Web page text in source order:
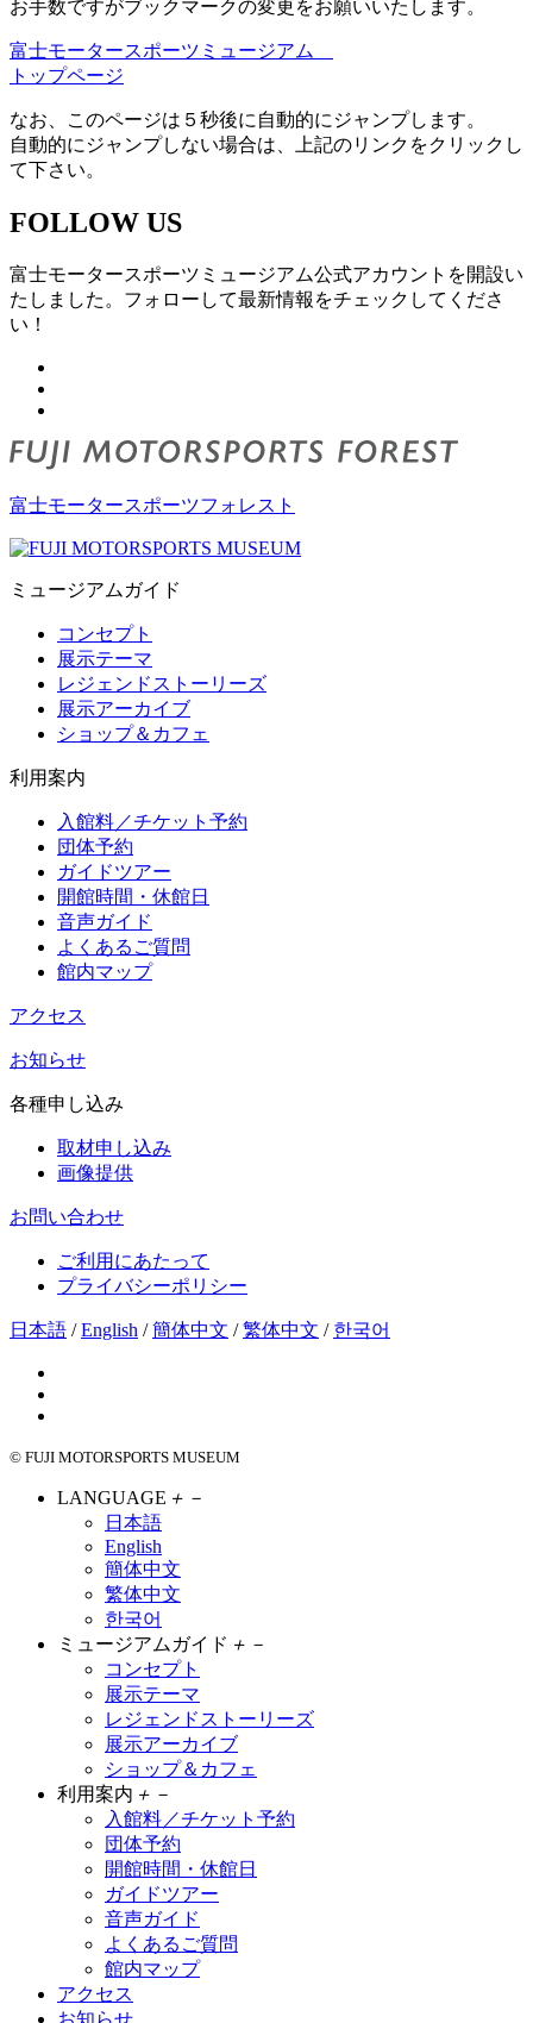
お手数ですがブックマークの変更をお願いいたします。
富士モータースポーツミュージアム
トップページ
なお、このページは５秒後に自動的にジャンプします。
自動的にジャンプしない場合は、上記のリンクをクリックし
て下さい。
FOLLOW US
富士モータースポーツミュージアム公式アカウントを開設い
たしました。フォローして最新情報をチェックしてくださ
い！
富士モータースポーツフォレスト
ミュージアムガイド
コンセプト
展示テーマ
レジェンドストーリーズ
展示アーカイブ
ショップ＆カフェ
利用案内
入館料／チケット予約
団体予約
ガイドツアー
開館時間・休館日
音声ガイド
よくあるご質問
館内マップ
アクセス
お知らせ
各種申し込み
取材申し込み
画像提供
お問い合わせ
ご利用にあたって
プライバシーポリシー
日本語 /English /簡体中文 /繁体中文 / 한국어
© FUJI MOTORSPORTS MUSEUM
LANGUAGE ＋ －
日本語
English
簡体中文
繁体中文
한국어
ミュージアムガイド ＋ －
コンセプト
展示テーマ
レジェンドストーリーズ
展示アーカイブ
ショップ＆カフェ
利用案内 ＋ －
入館料／チケット予約
団体予約
開館時間・休館日
ガイドツアー
音声ガイド
よくあるご質問
館内マップ
アクセス